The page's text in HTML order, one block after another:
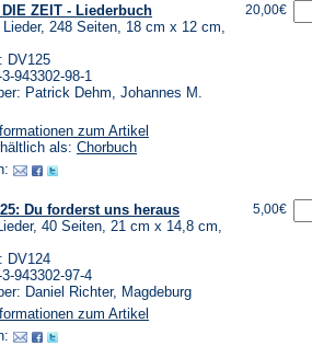
ZEIT - Liederbuch
248 Seiten, 18 cm x 12 cm,
DV125
943302-98-1
Patrick Dehm, Johannes M.
zum Artikel
als: Chorbuch
20,00€
Du forderst uns heraus
40 Seiten, 21 cm x 14,8 cm,
DV124
943302-97-4
Daniel Richter, Magdeburg
zum Artikel
5,00€